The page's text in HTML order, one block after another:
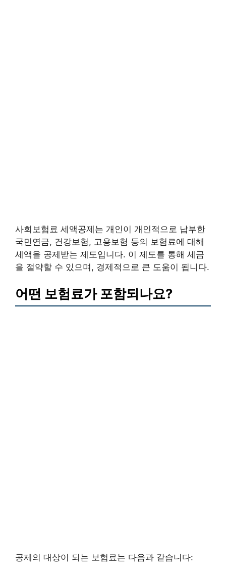
사회보험료 세액공제는 개인이 개인적으로 납부한
국민연금, 건강보험, 고용보험 등의 보험료에 대해
세액을 공제받는 제도입니다. 이 제도를 통해 세금
을 절약할 수 있으며, 경제적으로 큰 도움이 됩니다.
어떤 보험료가 포함되나요?
공제의 대상이 되는 보험료는 다음과 같습니다: